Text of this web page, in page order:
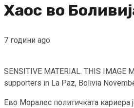
Хаос во
7 години ago
SENSITIVE MATERIAL. THIS
supporters in La Paz, Bolivia
Ево Моралес политичката кариера